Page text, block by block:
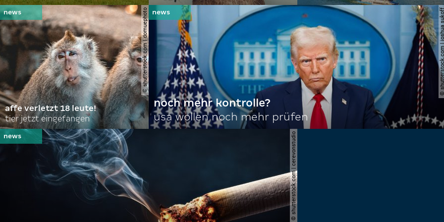
© shutterstock.com | domuephoto
affe verletzt 18 leute!
tier jetzt eingefangen
©
noch mehr kontrolle?
usa wollen noch mehr prüfen
© shutterstock.com | cerevonstudio